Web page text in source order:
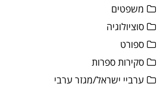
משפטים
סוציולוגיה
ספורט
סקירות ספרות
ערביי ישראל/מגזר ערבי